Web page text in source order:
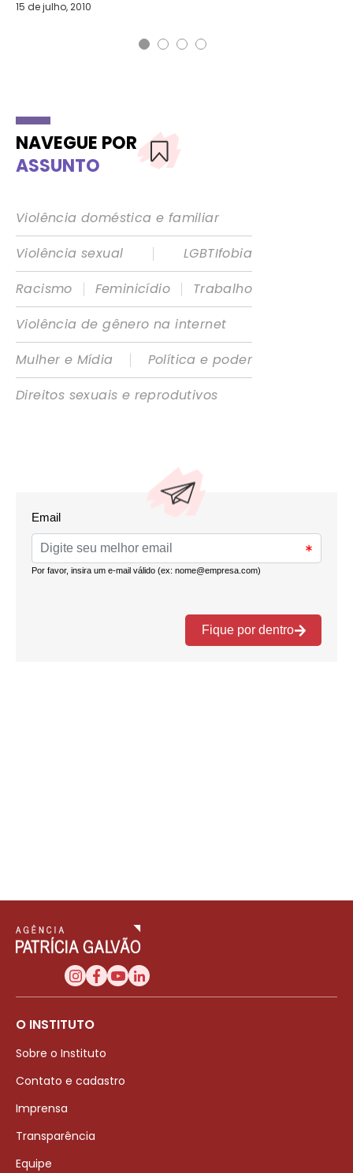
15 de julho, 2010
NAVEGUE POR
ASSUNTO
Violência doméstica e familiar
Violência sexual
|
LGBTIfobia
Racismo
| Feminicídio |
Trabalho
Violência de gênero na internet
Mulher e Mídia
|
Política e poder
Direitos sexuais e reprodutivos
O INSTITUTO
Sobre o Instituto
Contato e cadastro
Imprensa
Transparência
Equipe